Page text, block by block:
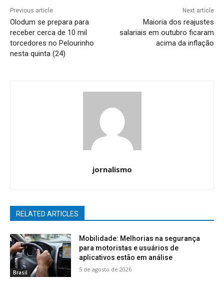
Previous article
Olodum se prepara para
receber cerca de 10 mil
torcedores no Pelourinho
nesta quinta (24)
Next article
Maioria dos reajustes
salariais em outubro ficaram
acima da inflação
jornalismo
RELATED ARTICLES
Brasil
Mobilidade: Melhorias na segurança
para motoristas e usuários de
aplicativos estão em análise
5 de agosto de 2026